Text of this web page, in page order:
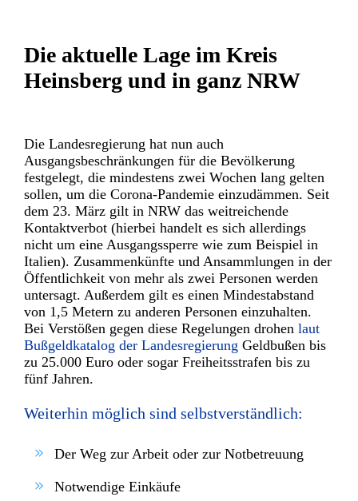
Die aktuelle Lage im Kreis
Heinsberg und in ganz NRW
Die Landesregierung hat nun auch
Ausgangsbeschränkungen für die Bevölkerung
festgelegt, die mindestens zwei Wochen lang gelten
sollen, um die Corona-Pandemie einzudämmen. Seit
dem 23. März gilt in NRW das weitreichende
Kontaktverbot (hierbei handelt es sich allerdings
nicht um eine Ausgangssperre wie zum Beispiel in
Italien). Zusammenkünfte und Ansammlungen in der
Öffentlichkeit von mehr als zwei Personen werden
untersagt. Außerdem gilt es einen Mindestabstand
von 1,5 Metern zu anderen Personen einzuhalten.
Bei Verstößen gegen diese Regelungen drohen laut
Bußgeldkatalog der Landesregierung Geldbußen bis
zu 25.000 Euro oder sogar Freiheitsstrafen bis zu
fünf Jahren.
Weiterhin möglich sind selbstverständlich:
Der Weg zur Arbeit oder zur Notbetreuung
Notwendige Einkäufe